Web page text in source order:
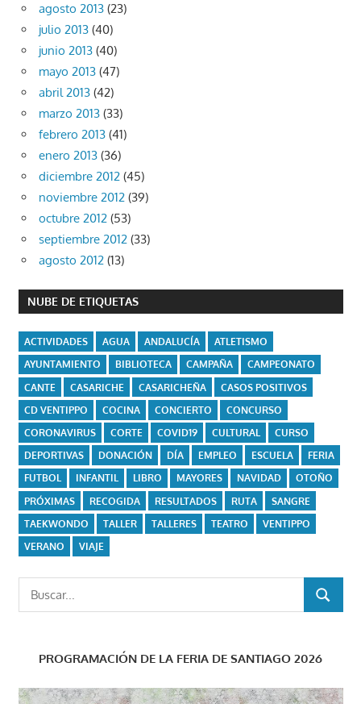
agosto 2013 (23)
julio 2013 (40)
junio 2013 (40)
mayo 2013 (47)
abril 2013 (42)
marzo 2013 (33)
febrero 2013 (41)
enero 2013 (36)
diciembre 2012 (45)
noviembre 2012 (39)
octubre 2012 (53)
septiembre 2012 (33)
agosto 2012 (13)
NUBE DE ETIQUETAS
ACTIVIDADES AGUA ANDALUCÍA
ATLETISMO
AYUNTAMIENTO
BIBLIOTECA CAMPAÑA
CAMPEONATO
CANTE
CASARICHE CASARICHEÑA
CASOS POSITIVOS
CD VENTIPPO
COCINA CONCIERTO
CONCURSO
CORONAVIRUS
CORTE COVID19 CULTURAL
CURSO
DEPORTIVAS
DONACIÓN DÍA EMPLEO ESCUELA
FERIA
FUTBOL
INFANTIL LIBRO MAYORES NAVIDAD
OTOÑO
PRÓXIMAS
RECOGIDA RESULTADOS RUTA
SANGRE
TAEKWONDO
TALLER TALLERES TEATRO
VENTIPPO
VERANO
VIAJE
Buscar:
BUSCAR
PROGRAMACIÓN DE LA FERIA DE SANTIAGO 2026